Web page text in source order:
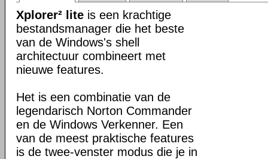
Xplorer² lite is een krachtige
bestandsmanager die het beste
van de Windows's shell
architectuur combineert met
nieuwe features.
Het is een combinatie van de
legendarisch Norton Commander
en de Windows Verkenner. Een
van de meest praktische features
is de twee-venster modus die je in